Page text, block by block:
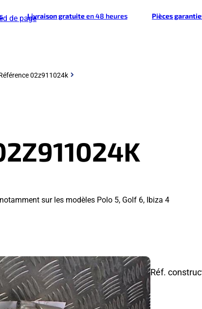
de pageLivraison gratuiteen 48 heures Pièces
02z911024k
sur les modèles Polo 5, Golf 6, Ibiza 4
Réf.